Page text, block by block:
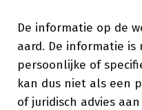
De informatie op de
aard. De informatie
persoonlijke of
kan dus niet als een
of juridisch advies